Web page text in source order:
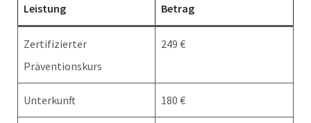
Leistung Betrag
Zertifizierter
Präventionskurs
249 €
Unterkunft 180 €